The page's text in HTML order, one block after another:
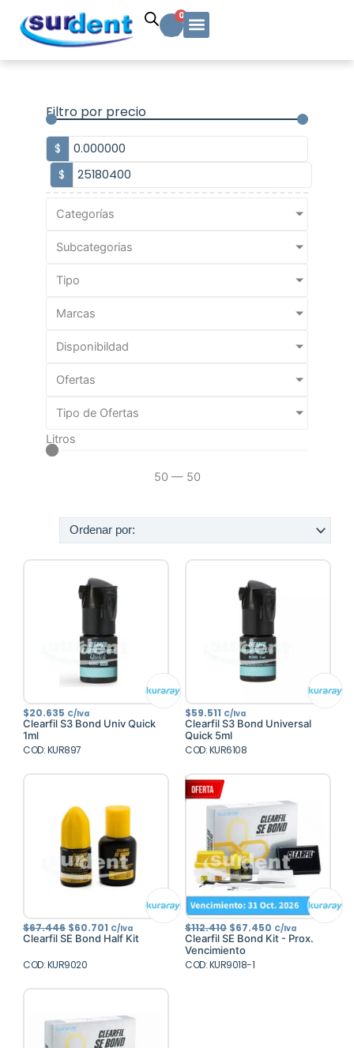
contenido
0
Carrito
Filtro por precio
$
$
Categorías
Subcategorias
Tipo
Marcas
Disponibildad
Ofertas
Tipo de Ofertas
Litros
50 — 50
$20.635 C/Iva
Clearfil S3 Bond Univ Quick
1ml
COD: KUR897
$59.511 C/Iva
Clearfil S3 Bond Universal
Quick 5ml
COD: KUR6108
$67.446 El
precio
original
$67.446.
$60.701 El
precio
actual
C/Iva
Clearfil SE Bond Half Kit
COD: KUR9020
$112.410 El
precio
original
era:
$112.410.
$67.450 El
precio
actual
C/Iva
Clearfil SE Bond Kit - Prox.
Vencimiento
COD: KUR9018-1